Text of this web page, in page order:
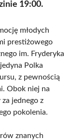
19:00.
młodych
prestiżowego
im. Fryderyka
Polka
z pewnością
Obok niej na
jednego z
pokolenia.
znanych